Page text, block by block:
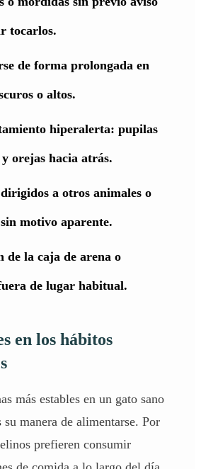
tocarlos.
de forma prolongada en
o altos.
hiperalerta: pupilas
orejas hacia atrás.
a otros animales o
motivo aparente.
de la caja de arena o
de lugar habitual.
en los hábitos
más estables en un gato sano
manera de alimentarse. Por
prefieren consumir